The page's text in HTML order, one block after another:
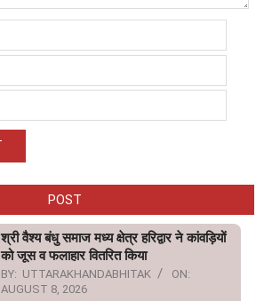
POST
श्री वैश्य बंधु समाज मध्य क्षेत्र हरिद्वार ने कांवड़ियों
को जूस व फलाहार वितरित किया
BY: UTTARAKHANDABHITAK
ON:
AUGUST 8, 2026